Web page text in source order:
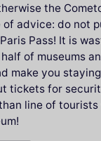
the
advice: do not
Pass! It is
of museums
make you
tickets for
line of